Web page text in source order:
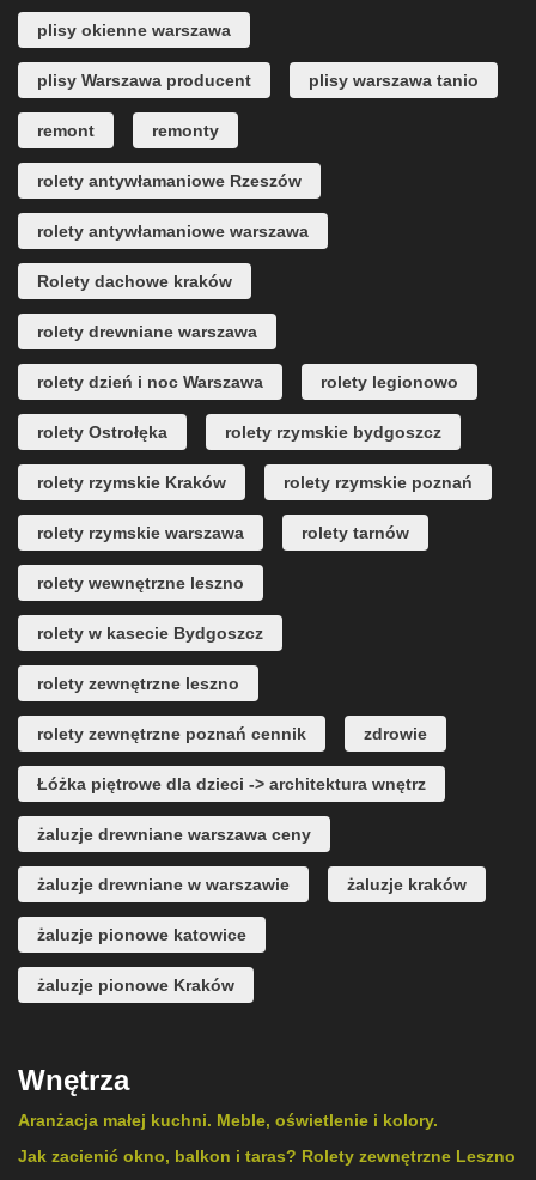
plisy okienne warszawa
plisy Warszawa producent plisy warszawa tanio
remont remonty
rolety antywłamaniowe Rzeszów
rolety antywłamaniowe warszawa
Rolety dachowe kraków
rolety drewniane warszawa
rolety dzień i noc Warszawa rolety legionowo
rolety Ostrołęka rolety rzymskie bydgoszcz
rolety rzymskie Kraków rolety rzymskie poznań
rolety rzymskie warszawa rolety tarnów
rolety wewnętrzne leszno
rolety w kasecie Bydgoszcz
rolety zewnętrzne leszno
rolety zewnętrzne poznań cennik zdrowie
Łóżka piętrowe dla dzieci -> architektura wnętrz
żaluzje drewniane warszawa ceny
żaluzje drewniane w warszawie żaluzje kraków
żaluzje pionowe katowice
żaluzje pionowe Kraków
Wnętrza
Aranżacja małej kuchni. Meble, oświetlenie i kolory.
Jak zacienić okno, balkon i taras? Rolety zewnętrzne Leszno